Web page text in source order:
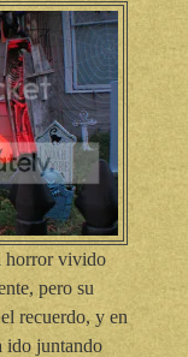
horror vivido
pero su
recuerdo, y en
ido juntando